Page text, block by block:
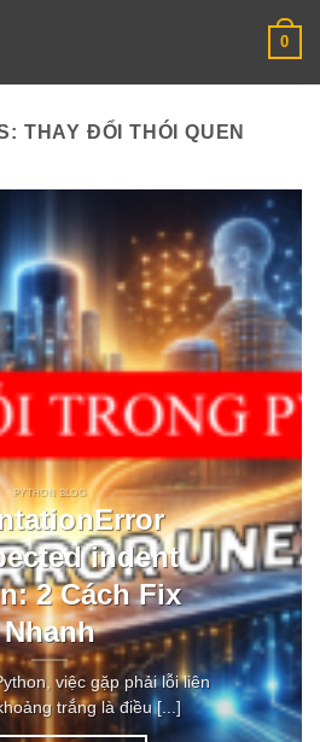
0
THAY ĐỔI THÓI QUEN
PYTHON BLOG
indent
2 Cách Fix
Nhanh
việc gặp phải lỗi liên
trắng là điều [...]